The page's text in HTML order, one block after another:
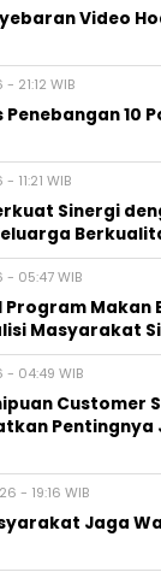
Video
21:12 WIB
Penebangan 10
11:21 WIB
Sinergi
05:47 WIB
Program
Masyarakat
- 04:49 WIB
Customer
Pentingnya
- 19:16 WIB
Jaga